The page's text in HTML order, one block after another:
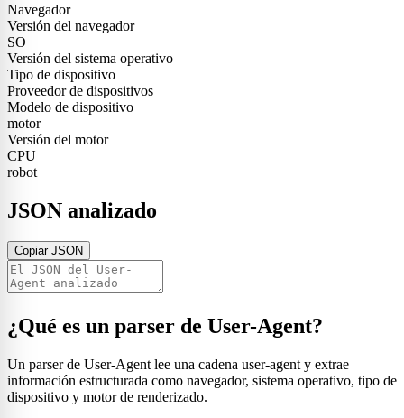
Navegador
Versión del navegador
SO
Versión del sistema operativo
Tipo de dispositivo
Proveedor de dispositivos
Modelo de dispositivo
motor
Versión del motor
CPU
robot
JSON analizado
Copiar JSON
¿Qué es un parser de User-Agent?
Un parser de User-Agent lee una cadena user-agent y extrae
información estructurada como navegador, sistema operativo, tipo de
dispositivo y motor de renderizado.